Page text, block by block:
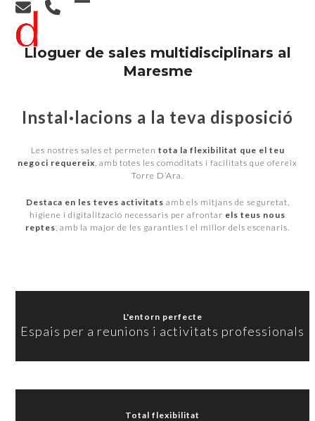
Skip
content
menu
menu
Lloguer de sales multidisciplinars al
Maresme
Instal·lacions a la teva disposició
Les nostres sales et permeten tota la flexibilitat que el teu
negoci requereix, amb totes les comoditats i facilitats que ofereix
Torre D’Ara.
Destaca en les teves activitats amb els mitjans de seguretat,
higiene i digitalització necessaris per afrontar els teus nous
reptes, amb la major de les garanties i el millor dels escenaris.
L'entorn perfecte
Espais per a reunions i activitats professionals
Total flexibilitat